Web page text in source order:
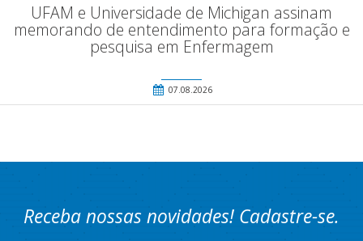
UFAM e Universidade de Michigan assinam
memorando de entendimento para formação e
pesquisa em Enfermagem
07.08.2026
Receba nossas novidades! Cadastre-se.